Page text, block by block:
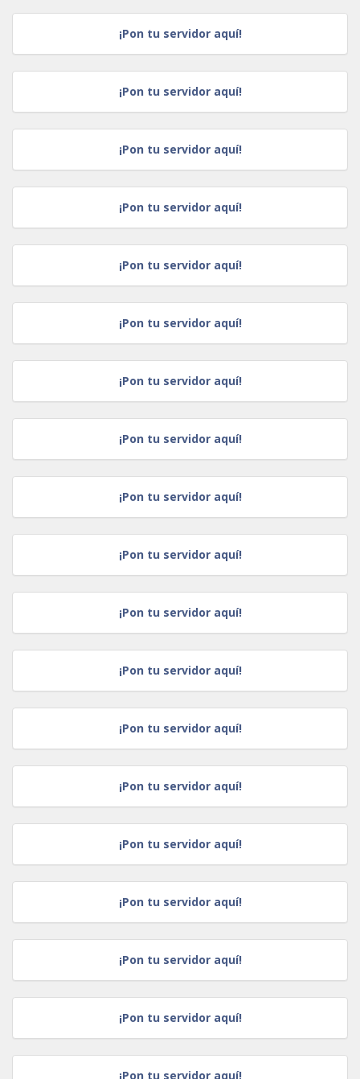
¡Pon tu servidor aquí!
¡Pon tu servidor aquí!
¡Pon tu servidor aquí!
¡Pon tu servidor aquí!
¡Pon tu servidor aquí!
¡Pon tu servidor aquí!
¡Pon tu servidor aquí!
¡Pon tu servidor aquí!
¡Pon tu servidor aquí!
¡Pon tu servidor aquí!
¡Pon tu servidor aquí!
¡Pon tu servidor aquí!
¡Pon tu servidor aquí!
¡Pon tu servidor aquí!
¡Pon tu servidor aquí!
¡Pon tu servidor aquí!
¡Pon tu servidor aquí!
¡Pon tu servidor aquí!
¡Pon tu servidor aquí!